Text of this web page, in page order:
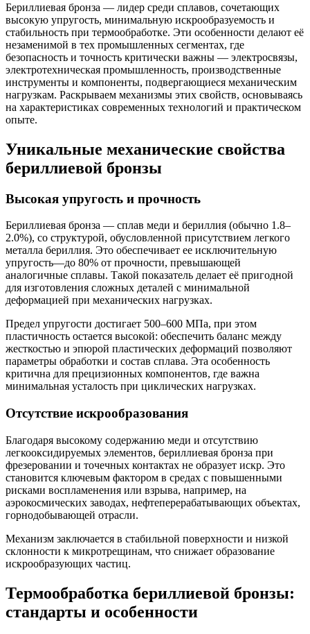
Бериллиевая бронза — лидер среди сплавов, сочетающих
высокую упругость, минимальную искрообразуемость и
стабильность при термообработке. Эти особенности делают её
незаменимой в тех промышленных сегментах, где
безопасность и точность критически важны — электросвязы,
электротехническая промышленность, производственные
инструменты и компоненты, подвергающиеся механическим
нагрузкам. Раскрываем механизмы этих свойств, основываясь
на характеристиках современных технологий и практическом
опыте.
Уникальные механические свойства
бериллиевой бронзы
Высокая упругость и прочность
Бериллиевая бронза — сплав меди и бериллия (обычно 1.8–
2.0%), со структурой, обусловленной присутствием легкого
металла бериллия. Это обеспечивает ее исключительную
упругость—до 80% от прочности, превышающей
аналогичные сплавы. Такой показатель делает её пригодной
для изготовления сложных деталей с минимальной
деформацией при механических нагрузках.
Предел упругости достигает 500–600 МПа, при этом
пластичность остается высокой: обеспечить баланс между
жесткостью и эпюрой пластических деформаций позволяют
параметры обработки и состав сплава. Эта особенность
критична для прецизионных компонентов, где важна
минимальная усталость при циклических нагрузках.
Отсутствие искрообразования
Благодаря высокому содержанию меди и отсутствию
легкооксидируемых элементов, бериллиевая бронза при
фрезеровании и точечных контактах не образует искр. Это
становится ключевым фактором в средах с повышенными
рисками воспламенения или взрыва, например, на
аэрокосмических заводах, нефтеперерабатывающих объектах,
горнодобывающей отрасли.
Механизм заключается в стабильной поверхности и низкой
склонности к микротрещинам, что снижает образование
искрообразующих частиц.
Термообработка бериллиевой бронзы:
стандарты и особенности